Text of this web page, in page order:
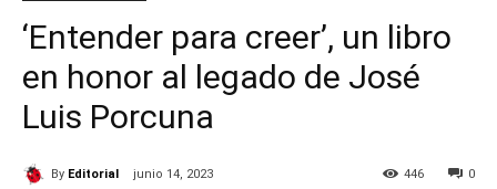
‘Entender para creer’, un libro
en honor al legado de José
Luis Porcuna
By Editorial junio 14, 2023 0
446